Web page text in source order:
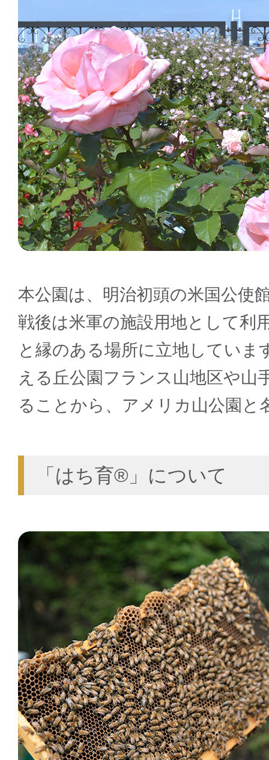
本公園は、明治初頭の米国公使
戦後は米軍の施設用地として利
と縁のある場所に立地していま
える丘公園フランス山地区や山
ることから、アメリカ山公園と
「はち育®」について